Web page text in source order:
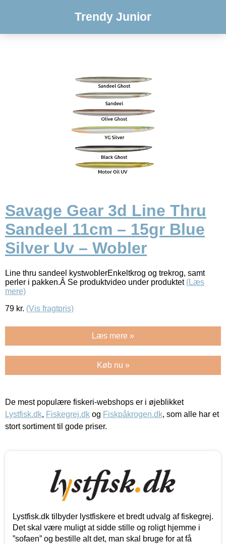
Trendy Junior
Savage Gear 3d Line Thru
Sandeel 11cm – 15gr Blue
Silver Uv – Wobler
Line thru sandeel kystwoblerEnkeltkrog og trekrog, samt
perler i pakken.Â Se produktvideo under produktet (Læs
mere)
79 kr. (Vis fragtpris)
Læs mere »
Køb nu »
De mest populære fiskeri-webshops er i øjeblikket
Lystfisk.dk, Fiskegrej.dk og Fiskpåkrogen.dk, som alle har et
stort sortiment til gode priser.
Lystfisk.dk tilbyder lystfiskere et bredt udvalg af fiskegrej.
Det skal være muligt at sidde stille og roligt hjemme i
”sofaen” og bestille alt det, man skal bruge for at få